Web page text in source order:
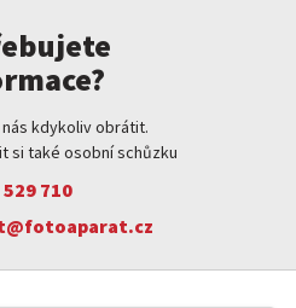
kdykoliv obrátit.
si také osobní schůzku
529 710